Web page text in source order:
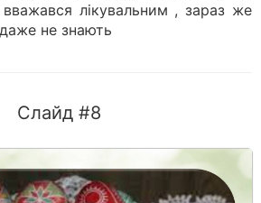
лікувальним , зараз же
не знають
Слайд #8